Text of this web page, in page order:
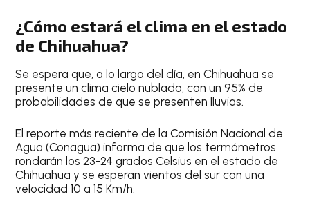
¿Cómo estará el clima en el estado
de Chihuahua?
Se espera que, a lo largo del día, en Chihuahua se
presente un clima cielo nublado, con un95% de
probabilidades de que se presenten lluvias.
El reporte más reciente de laComisión Nacional de
Agua (Conagua) informa de que los termómetros
rondarán los 23-24 grados Celsius en el estado de
Chihuahua y se esperan vientos del sur con una
velocidad 10 a 15 Km/h.